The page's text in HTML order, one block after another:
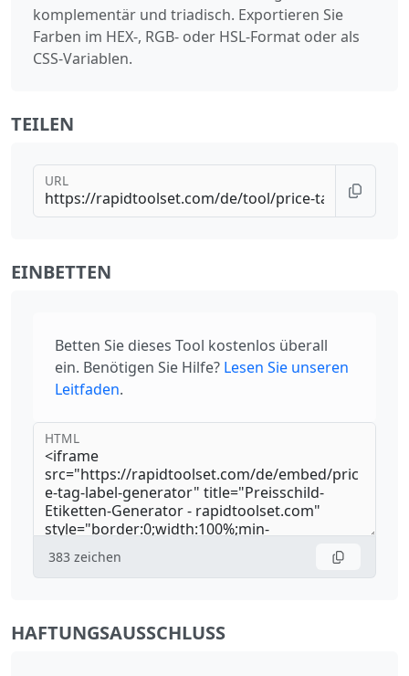
komplementär und triadisch. Exportieren Sie
Farben im HEX-, RGB- oder HSL-Format oder als
CSS‑Variablen.
TEILEN
URL
EINBETTEN
Betten Sie dieses Tool kostenlos überall
ein. Benötigen Sie Hilfe? Lesen Sie unseren
Leitfaden.
HTML
383 zeichen
HAFTUNGSAUSSCHLUSS